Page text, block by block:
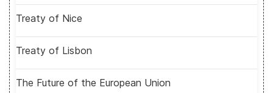
Treaty of Nice
Treaty of Lisbon
The Future of the European Union